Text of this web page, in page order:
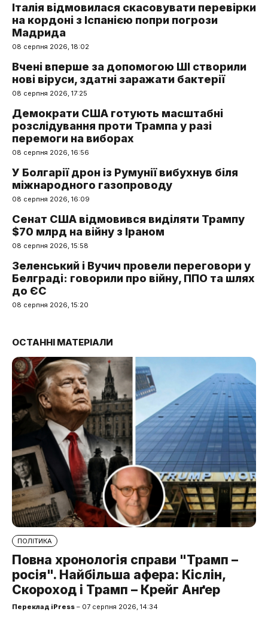
Італія відмовилася скасовувати перевірки
на кордоні з Іспанією попри погрози
Мадрида
08 серпня 2026, 18:02
Вчені вперше за допомогою ШІ створили
нові віруси, здатні заражати бактерії
08 серпня 2026, 17:25
Демократи США готують масштабні
розслідування проти Трампа у разі
перемоги на виборах
08 серпня 2026, 16:56
У Болгарії дрон із Румунії вибухнув біля
міжнародного газопроводу
08 серпня 2026, 16:09
Сенат США відмовився виділяти Трампу
$70 млрд на війну з Іраном
08 серпня 2026, 15:58
Зеленський і Вучич провели переговори у
Белграді: говорили про війну, ППО та шлях
до ЄС
08 серпня 2026, 15:20
ОСТАННІ МАТЕРІАЛИ
ПОЛІТИКА
Повна хронологія справи "Трамп –
росія". Найбільша афера: Кіслін,
Скороход і Трамп – Крейг Анґер
Переклад iPress – 07 серпня 2026, 14:34